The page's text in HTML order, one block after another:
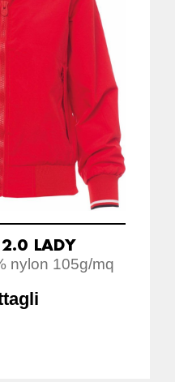
2.0 LADY
nylon 105g/mq